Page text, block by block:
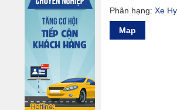
Phân hạng: Xe
Map